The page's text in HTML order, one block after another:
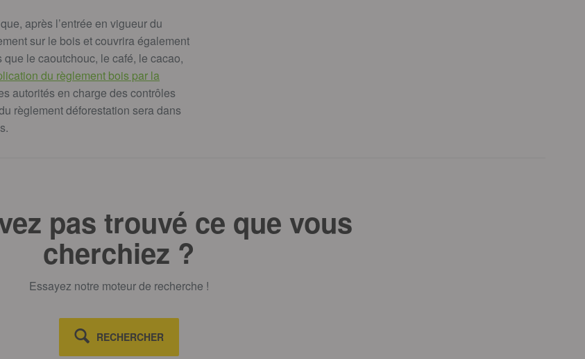
après l’entrée en vigueur du
sur le bois et couvrira également
le caoutchouc, le café, le cacao,
du règlement bois par la
autorités en charge des contrôles
règlement déforestation sera dans
pas trouvé ce que vous
cherchiez ?
Essayez notre moteur de recherche !
RECHERCHER